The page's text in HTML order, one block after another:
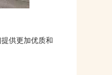
供更加优质和